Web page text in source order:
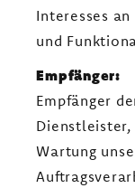
Interesses
und
Empfänger:
Empfänger
Wartung